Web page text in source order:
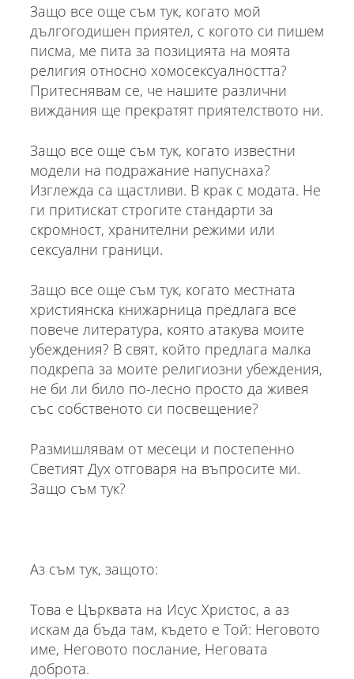
Защо все още съм тук, когато мой
дългогодишен приятел, с когото си пишем
писма, ме пита за позицията на моята
религия относно хомосексуалността?
Притеснявам се, че нашите различни
виждания ще прекратят приятелството ни.
Защо все още съм тук, когато известни
модели на подражание напуснаха?
Изглежда са щастливи. В крак с модата. Не
ги притискат строгите стандарти за
скромност, хранителни режими или
сексуални граници.
Защо все още съм тук, когато местната
християнска книжарница предлага все
повече литература, която атакува моите
убеждения? В свят, който предлага малка
подкрепа за моите религиозни убеждения,
не би ли било по-лесно просто да живея
със собственото си посвещение?
Размишлявам от месеци и постепенно
Светият Дух отговаря на въпросите ми.
Защо съм тук?
Аз съм тук, защото:
Това е Църквата на Исус Христос, а аз
искам да бъда там, където е Той: Неговото
име, Неговото послание, Неговата
доброта.